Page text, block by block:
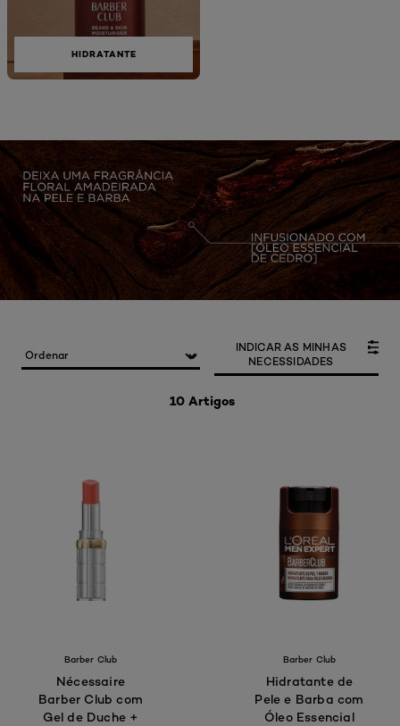
HIDRATANTE
10 Artigos
INDICAR AS MINHAS
NECESSIDADES
Barber Club
Nécessaire
Barber Club com
Gel de Duche +
Barber Club
Hidratante de
Pele e Barba com
Óleo Essencial